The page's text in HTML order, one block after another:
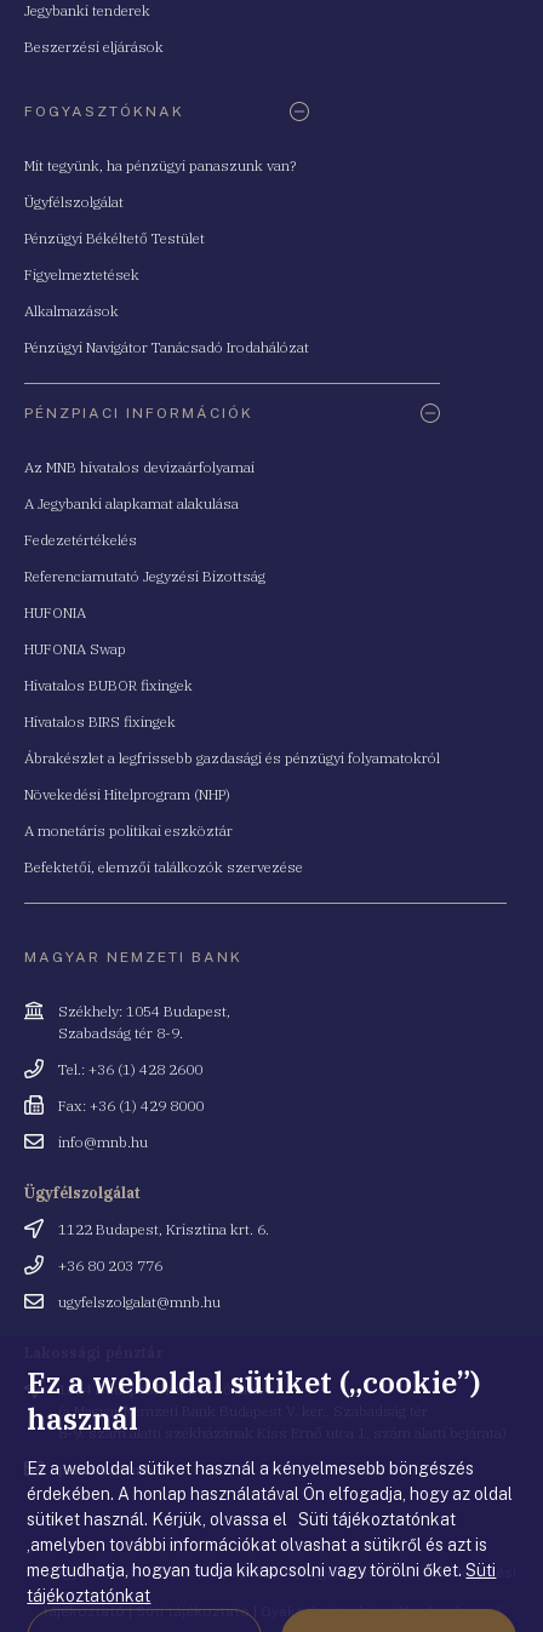
Jegybanki tenderek
Beszerzési eljárások
FOGYASZTÓKNAK
Mit tegyünk, ha pénzügyi panaszunk van?
Ügyfélszolgálat
Pénzügyi Békéltető Testület
Figyelmeztetések
Alkalmazások
Pénzügyi Navigátor Tanácsadó Irodahálózat
PÉNZPIACI INFORMÁCIÓK
Az MNB hivatalos devizaárfolyamai
A Jegybanki alapkamat alakulása
Fedezetértékelés
Referenciamutató Jegyzési Bizottság
HUFONIA
HUFONIA Swap
Hivatalos BUBOR fixingek
Hivatalos BIRS fixingek
Ábrakészlet a legfrissebb gazdasági és pénzügyi folyamatokról
Növekedési Hitelprogram (NHP)
A monetáris politikai eszköztár
Befektetői, elemzői találkozók szervezése
MAGYAR NEMZETI BANK
Cím
Székhely: 1054 Budapest,
Szabadság tér 8-9.
Telefonszám
Tel.: +36 (1) 428 2600
Fax
Fax: +36 (1) 429 8000
Emailinfo@mnb.hu
Ügyfélszolgálat
Cím
1122 Budapest, Krisztina krt. 6.
Telefonszám
+36 80 203 776
Emailugyfelszolgalat@mnb.hu
Cím 1054 Budapest, Kiss Ernő utca 1.
(a Magyar Nemzeti Bank Budapest V. ker., Szabadság tér
8-9. szám alatti székházának Kiss Ernő utca 1. szám alatti bejárata)
Email
cím
penztar@mnb.hu
© Magyar Nemzeti Bank |Impresszum|Jogi nyilatkozat|Adatkezelési
tájékoztató|Süti tájékoztató| Gyakorlati tudnivalók a honlappal
Ez a weboldal sütiket („cookie”)
használ
Ez a weboldal sütiket használ a kényelmesebb böngészés
érdekében. A honlap használatával Ön elfogadja, hogy az oldal
sütiket használ. Kérjük, olvassa el Süti tájékoztatónkat
,amelyben további információkat olvashat a sütikről és azt is
megtudhatja, hogyan tudja kikapcsolni vagy törölni őket.Süti
tájékoztatónkat